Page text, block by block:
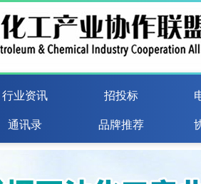
行业资讯 招投标
通讯录 品牌推荐